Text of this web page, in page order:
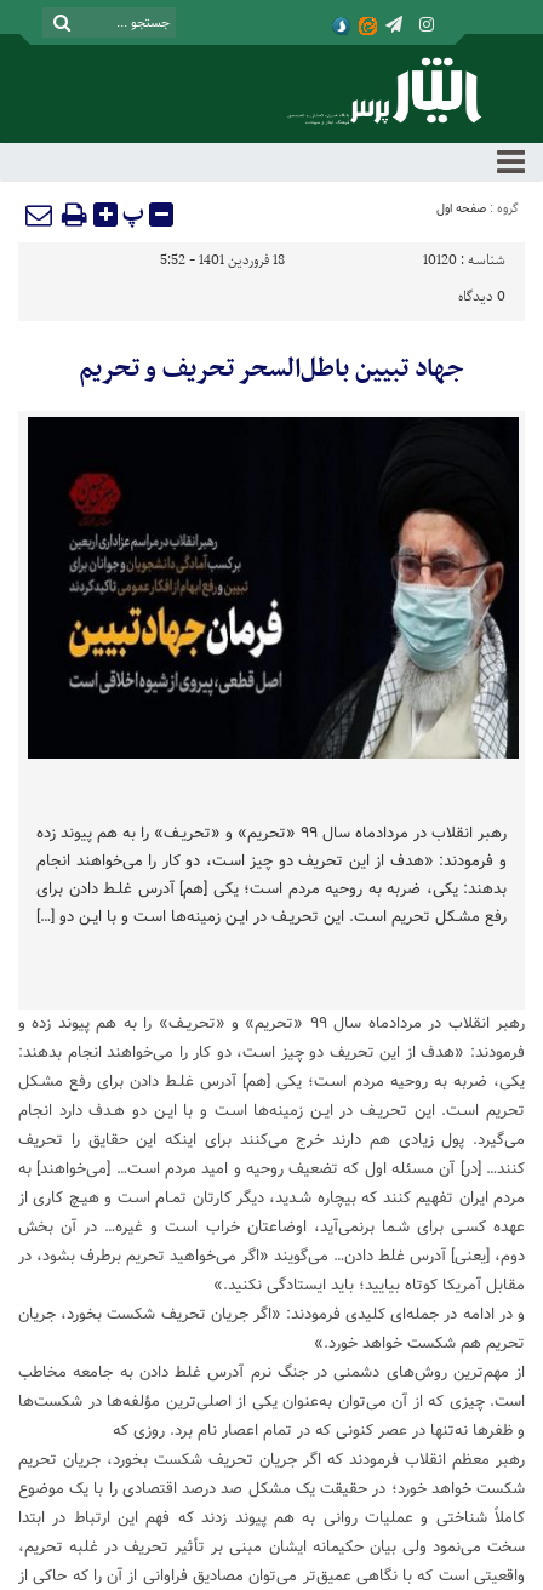
گروه : صفحه اول پ
شناسه : 10120
18 فروردین 1401 - 5:52
0 دیدگاه
جهاد تبیین باطل­‌‌السحر تحریف و تحریم
رهبر انقلاب در مردادماه سال ۹۹ «تحریم» و «تحریـف» را به هم پیوند زده
و فرمودند: «هدف از این تحریف دو چیز اسـت، دو کار را می‌خواهند انجام
بدهند: یکی، ضربه به روحیه مردم اسـت؛ یکی [هم] آدرس غلـط دادن برای
رفع مشـکل تحریم اسـت. این تحریـف در ایـن زمینه‌ها اسـت و با ایـن دو […]
رهبر انقلاب در مردادماه سال ۹۹ «تحریم» و «تحریـف» را به هم پیوند زده و
فرمودند: «هدف از این تحریف دو چیز اسـت، دو کار را می‌خواهند انجام بدهند:
یکی، ضربه به روحیه مردم اسـت؛ یکی [هم] آدرس غلـط دادن برای رفع مشـکل
تحریم اسـت. این تحریـف در ایـن زمینه‌ها اسـت و با ایـن دو هـدف دارد انجام
می‌گیرد. پول زیادی هم دارند خرج می‌کنند برای اینکه این حقایق را تحریف
کنند… [در] آن مسئله‌ اول که تضعیف روحیه و امید مردم اسـت… [می‌خواهند] به
مردم ایران تفهیم کنند که بیچاره شـدید، دیگر کارتان تمـام اسـت و هیـچ کاری از
عهده‌ کسـی برای شـما برنمی‌آید، اوضاعتان خراب اسـت و غیره… در آن بخش
دوم، [یعنی] آدرس غلط دادن… می‌گویند «اگر می‌خواهید تحریم برطرف بشود، در
مقابل آمریکا کوتاه بیایید؛ باید ایستادگی نکنید.»
و در ادامه در جمله‌ای کلیدی فرمودند: «اگر جریان تحریف شکست بخورد، جریان
تحریم هم شکست خواهد خورد.»
از مهم‌ترین روش‌های دشمنی در جنگ نرم آدرس غلط دادن به جامعه مخاطب
است. چیزی که از آن می‌توان به‌عنوان یکی از اصلی‌ترین مؤلفه‌ها در شکست‌ها
و ظفرها نه‌تنها در عصر کنونی که در تمام اعصار نام برد. روزی که
رهبر معظم انقلاب فرمودند که اگر جریان تحریف شکست بخورد، جریان تحریم
شکست خواهد خورد؛ در حقیقت یک مشکل صد درصد اقتصادی را با یک موضوع
کاملاً شناختی و عملیات روانی به هم پیوند زدند که فهم این ارتباط در ابتدا
سخت می‌نمود ولی بیان حکیمانه ایشان مبنی بر تأثیر تحریف در غلبه تحریم،
واقعیتی است که با نگاهی عمیق‌تر می‌توان مصادیق فراوانی از آن را که حاکی از